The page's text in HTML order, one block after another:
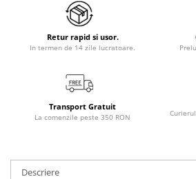
Retur rapid si usor.
In termen de 14 zile lucratoare.
Transport Gratuit
La comenzile peste 350 RON
Descriere